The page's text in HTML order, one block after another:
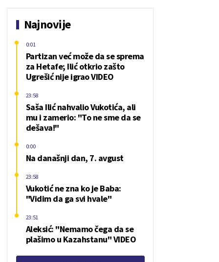
Najnovije
Partizan već može da se sprema
za Hetafe; Ilić otkrio zašto
Ugrešić nije igrao VIDEO
0:01
Saša Ilić nahvalio Vukotića, ali
mu i zamerio: "To ne sme da se
dešava!"
23:58
Na današnji dan, 7. avgust
0:00
Vukotić ne zna ko je Baba:
"Vidim da ga svi hvale"
23:58
Aleksić: "Nemamo čega da se
plašimo u Kazahstanu" VIDEO
23:51